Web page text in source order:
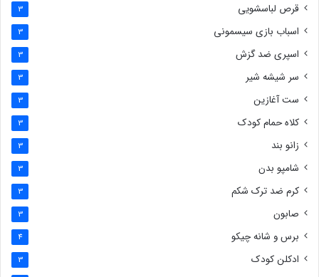
قرص لباسشویی 3
اسباب بازی سیسمونی 3
اسپری ضد گزش 3
سر شیشه شیر 3
ست آغازین 3
کلاه حمام کودک 3
زانو بند 3
شامپو بدن 3
کرم ضد ترک شکم 3
صابون 3
برس و شانه چیکو 4
ادکلن کودک 3